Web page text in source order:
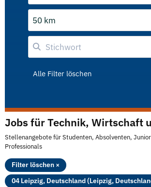
50 km
Alle Filter löschen
Jobs für Technik, Wirtschaft
Stellenangebote für Studenten, Absolventen,
Professionals
Filter löschen ×
04 Leipzig, Deutschland (Leipzig,